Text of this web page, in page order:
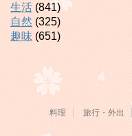
生活 (841)
自然 (325)
趣味 (651)
料理 旅行・外出